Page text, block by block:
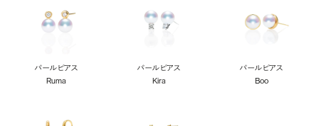
パールピアス
Ruma
パールピアス
Kira
パールピアス
Boo